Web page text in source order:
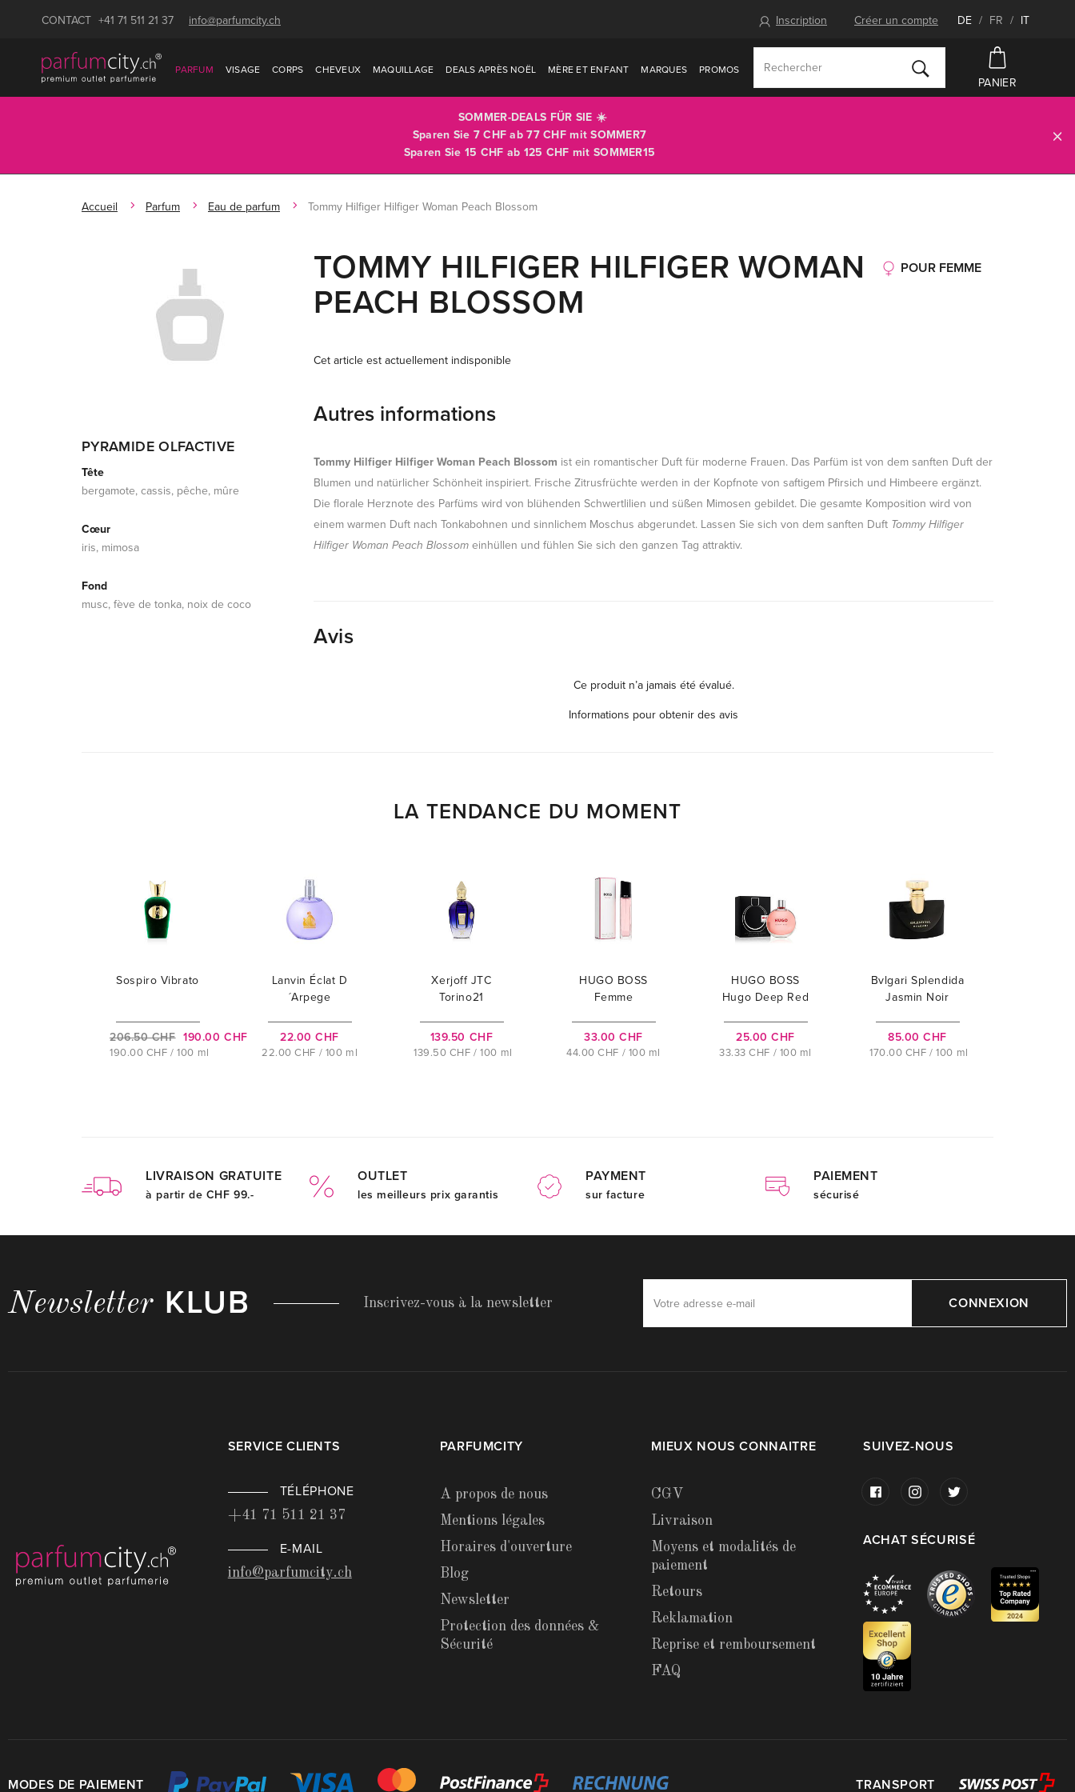
CONTACT +41 71 511 21 37 info@parfumcity.ch Inscription Créer un compte DE / FR / IT
PARFUM VISAGE CORPS CHEVEUX MAQUILLAGE DEALS APRÈS NOËL MÈRE ET ENFANT MARQUES PROMOS
PANIER
SOMMER-DEALS FÜR SIE ☀️
Sparen Sie 7 CHF ab 77 CHF mitSOMMER7
Sparen Sie 15 CHF ab 125 CHF mit SOMMER15
Accueil Parfum Eau de parfum Tommy Hilfiger Hilfiger Woman Peach Blossom
PYRAMIDE OLFACTIVE
Tête
bergamote, cassis, pêche, mûre
Cœur
iris, mimosa
Fond
musc, fève de tonka, noix de coco
POUR FEMME
TOMMY HILFIGER HILFIGER WOMAN
PEACH BLOSSOM
Cet article est actuellement indisponible
Autres informations
Tommy Hilfiger Hilfiger Woman Peach Blossom ist ein romantischer Duft für moderne Frauen. Das Parfüm ist von dem sanften Duft der
Blumen und natürlicher Schönheit inspiriert. Frische Zitrusfrüchte werden in der Kopfnote von saftigem Pfirsich und Himbeere ergänzt.
Die florale Herznote des Parfüms wird von blühenden Schwertlilien und süßen Mimosen gebildet. Die gesamte Komposition wird von
einem warmen Duft nach Tonkabohnen und sinnlichem Moschus abgerundet. Lassen Sie sich von dem sanften Duft Tommy Hilfiger
Hilfiger Woman Peach Blossom einhüllen und fühlen Sie sich den ganzen Tag attraktiv.
Avis
Ce produit n’a jamais été évalué.
Informations pour obtenir des avis
LA TENDANCE DU MOMENT
Sospiro Vibrato
206.50 CHF 190.00 CHF
190.00 CHF / 100 ml
Lanvin Éclat D
´Arpege
22.00 CHF
22.00 CHF / 100 ml
Xerjoff JTC
Torino21
139.50 CHF
139.50 CHF / 100 ml
HUGO BOSS
Femme
33.00 CHF
44.00 CHF / 100 ml
HUGO BOSS
Hugo Deep Red
25.00 CHF
33.33 CHF / 100 ml
Bvlgari Splendida
Jasmin Noir
85.00 CHF
170.00 CHF / 100 ml
LIVRAISON GRATUITE
à partir de CHF 99.-
OUTLET
les meilleurs prix garantis
PAYMENT
sur facture
PAIEMENT
sécurisé
Newsletter KLUB Inscrivez-vous à la newsletter CONNEXION
SERVICE CLIENTS
TÉLÉPHONE
+41 71 511 21 37
E-MAIL
info@parfumcity.ch
PARFUMCITY
A propos de nous
Mentions légales
Horaires d'ouverture
Blog
Newsletter
Protection des données &
Sécurité
MIEUX NOUS CONNAITRE
CGV
Livraison
Moyens et modalités de
paiement
Retours
Reklamation
Reprise et remboursement
FAQ
SUIVEZ-NOUS
ACHAT SÉCURISÉ
MODES DE PAIEMENT TRANSPORT